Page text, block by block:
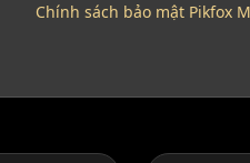
Chính sách bảo mật Pikfox